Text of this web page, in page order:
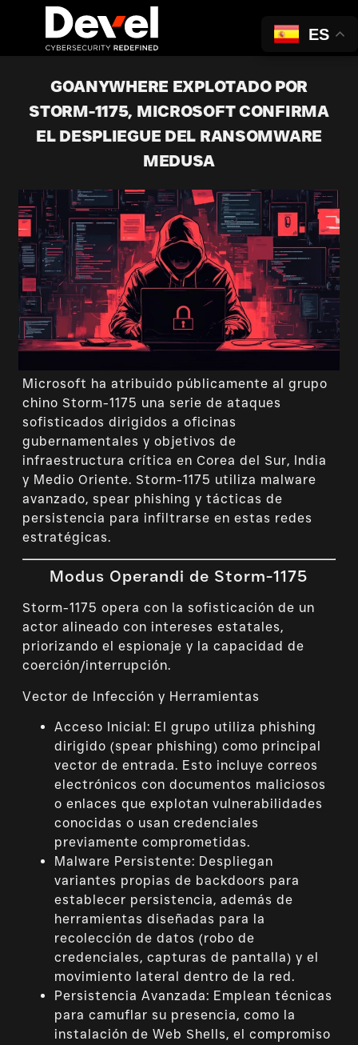
GOANYWHERE EXPLOTADO POR
STORM-1175, MICROSOFT CONFIRMA
EL DESPLIEGUE DEL RANSOMWARE
MEDUSA
Microsoft ha atribuido públicamente al grupo
chino Storm-1175 una serie de ataques
sofisticados dirigidos a oficinas
gubernamentales y objetivos de
infraestructura crítica en Corea del Sur, India
y Medio Oriente. Storm-1175 utiliza malware
avanzado, spear phishing y tácticas de
persistencia para infiltrarse en estas redes
estratégicas.
Modus Operandi de Storm-1175
Storm-1175 opera con la sofisticación de un
actor alineado con intereses estatales,
priorizando el espionaje y la capacidad de
coerción/interrupción.
Vector de Infección y Herramientas
Acceso Inicial: El grupo utiliza phishing
dirigido (spear phishing) como principal
vector de entrada. Esto incluye correos
electrónicos con documentos maliciosos
o enlaces que explotan vulnerabilidades
conocidas o usan credenciales
previamente comprometidas.
Malware Persistente: Despliegan
variantes propias de backdoors para
establecer persistencia, además de
herramientas diseñadas para la
recolección de datos (robo de
credenciales, capturas de pantalla) y el
movimiento lateral dentro de la red.
Persistencia Avanzada: Emplean técnicas
para camuflar su presencia, como la
instalación de Web Shells, el compromiso
ES